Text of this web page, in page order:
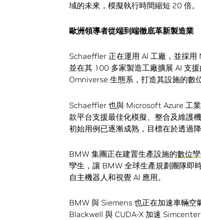
域的未來，模擬執行時間縮短 20 倍。
歐洲領導者從端到端徹底革新製造業
Schaeffler 正在運用 AI 工廠，並採用
並在其 100 多家製造工廠擴展 AI 支
Omniverse 生態系，打造其設施的數
Schaeffler 也與 Microsoft Azure 工
款平台支援最佳化模擬、整合及維護
初始用例已逐漸成熟，目標在於透過
BMW 集團正在建置生產設施的數位
孿生，讓 BMW 全球生產規劃團隊即
自主機器人和視覺 AI 應用。
BMW 與 Siemens 也正在加速車輛空
Blackwell 與 CUDA-X 加速